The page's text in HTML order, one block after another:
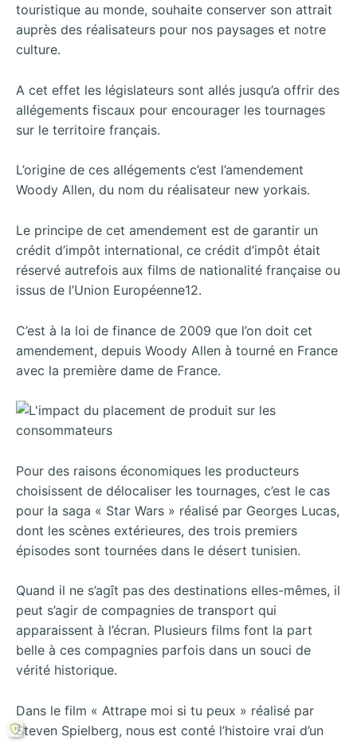
touristique au monde, souhaite conserver son attrait
auprès des réalisateurs pour nos paysages et notre
culture.
A cet effet les législateurs sont allés jusqu’a offrir des
allégements fiscaux pour encourager les tournages
sur le territoire français.
L’origine de ces allégements c’est l’amendement
Woody Allen, du nom du réalisateur new yorkais.
Le principe de cet amendement est de garantir un
crédit d’impôt international, ce crédit d’impôt était
réservé autrefois aux films de nationalité française ou
issus de l’Union Européenne12.
C’est à la loi de finance de 2009 que l’on doit cet
amendement, depuis Woody Allen à tourné en France
avec la première dame de France.
Pour des raisons économiques les producteurs
choisissent de délocaliser les tournages, c’est le cas
pour la saga « Star Wars » réalisé par Georges Lucas,
dont les scènes extérieures, des trois premiers
épisodes sont tournées dans le désert tunisien.
Quand il ne s’agît pas des destinations elles-mêmes, il
peut s’agir de compagnies de transport qui
apparaissent à l’écran. Plusieurs films font la part
belle à ces compagnies parfois dans un souci de
vérité historique.
Dans le film « Attrape moi si tu peux » réalisé par
Steven Spielberg, nous est conté l’histoire vrai d’un